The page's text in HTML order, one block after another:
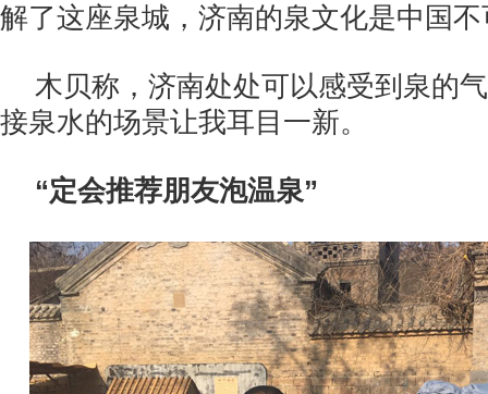
解了这座泉城，济南的泉文化是中国
木贝称，济南处处可以感受到泉的
接泉水的场景让我耳目一新。
“定会推荐朋友泡温泉”